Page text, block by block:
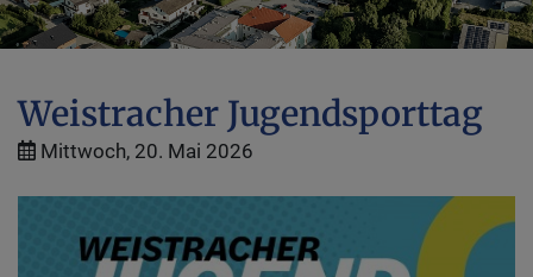
Weistracher Jugendsporttag
Mittwoch, 20. Mai 2026